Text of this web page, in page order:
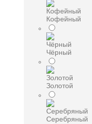
Кофейный
Чёрный
Золотой
Серебряный